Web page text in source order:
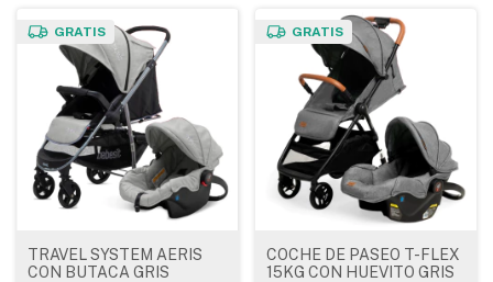
GRATIS
TRAVEL SYSTEM AERIS
CON BUTACA GRIS
GRATIS
COCHE DE PASEO T-FLEX
15KG CON HUEVITO GRIS